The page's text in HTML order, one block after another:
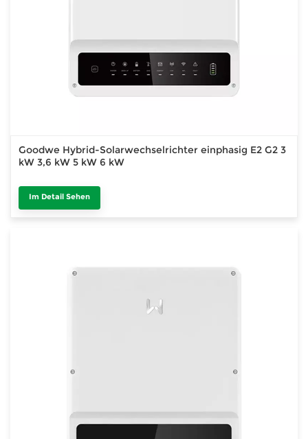
Goodwe Hybrid-Solarwechselrichter einphasig E2 G2 3
kW 3,6 kW 5 kW 6 kW
Im Detail Sehen